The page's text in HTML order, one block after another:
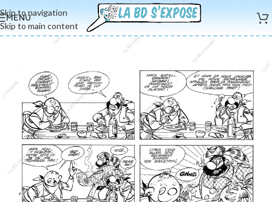
Skip to navigation
Skip to main content
MENU